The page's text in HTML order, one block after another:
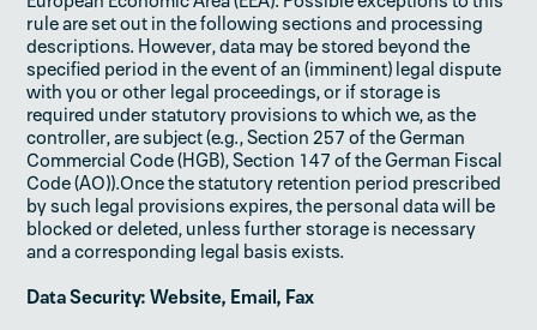
rule are set out in the following sections and processing
descriptions. However, data may be stored beyond the
specified period in the event of an (imminent) legal dispute
with you or other legal proceedings, or if storage is
required under statutory provisions to which we, as the
controller, are subject (e.g., Section 257 of the German
Commercial Code (HGB), Section 147 of the German Fiscal
Code (AO)).Once the statutory retention period prescribed
by such legal provisions expires, the personal data will be
blocked or deleted, unless further storage is necessary
and a corresponding legal basis exists.
Data Security: Website, Email, Fax